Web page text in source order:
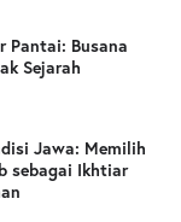
Pantai: Busana
Sejarah
Jawa: Memilih
sebagai Ikhtiar